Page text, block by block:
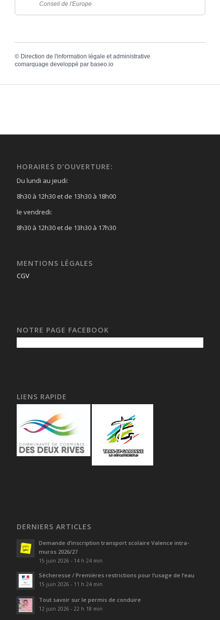
Conseil de l'Europe
© Direction de l'information légale et administrative
comarquage developpé par baseo.io
HORAIRES D’OUVERTURE:
Du lundi au jeudi:
8h30 à 12h30 et de 13h30 à 18h00
le vendredi:
8h30 à 12h30 et de 13h30 à 17h30
MENTIONS LÉGALES
CGV
NOTRE PAGE FACEBOOK
LIENS RAPIDE
DERNIERS ARTICLES
Demande d’inscription transport scolaire Valence intra-
muros 2026/27
15 juin 2026 - 14 h 24 min
Sécheresse / Premières restrictions pour l’usage de l’eau
15 juin 2026 - 11 h 24 min
Tout savoir sur le permis de conduire
12 juin 2026 - 22 h 18 min